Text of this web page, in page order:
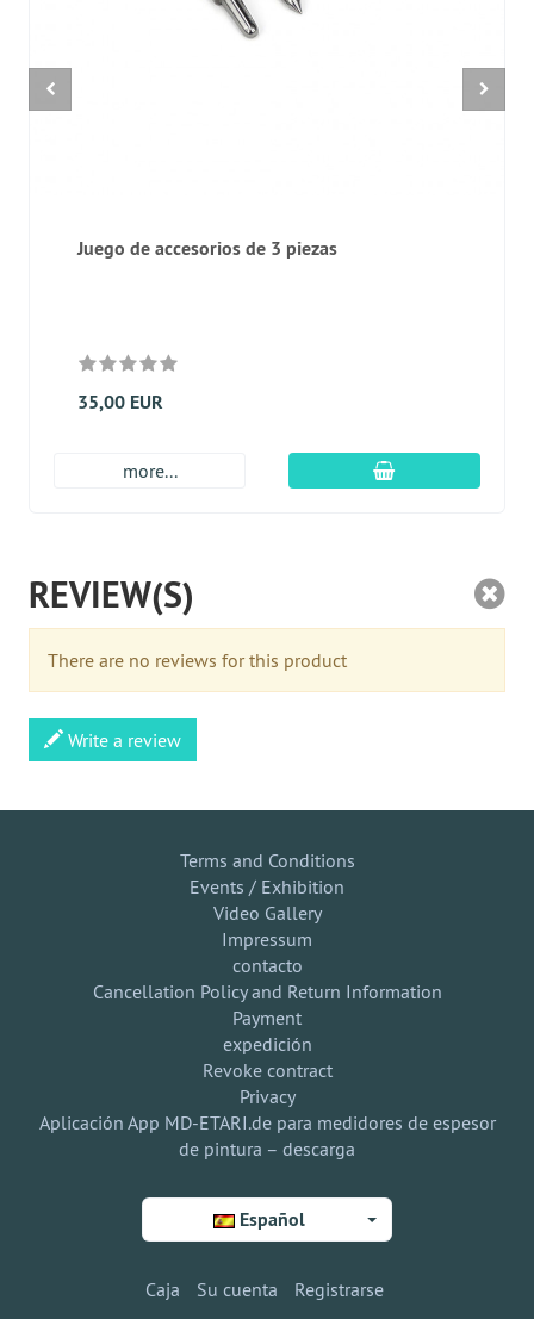
Juego de accesorios de 3 piezas
35,00 EUR
more... En el carro de
REVIEW(S)
There are no reviews for this product
Write a review
Terms and Conditions
Events / Exhibition
Video Gallery
Impressum
contacto
Cancellation Policy and Return Information
Payment
expedición
Revoke contract
Privacy
Aplicación App MD-ETARI.de para medidores de espesor
de pintura – descarga
Español
Caja Su cuenta Registrarse